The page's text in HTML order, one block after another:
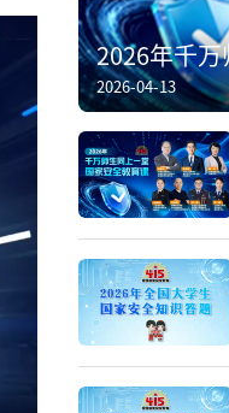
2026年千万
2026-04-13